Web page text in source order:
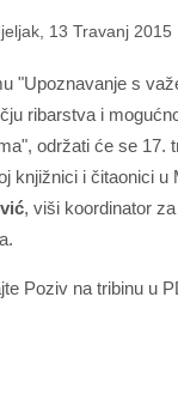
13 Travanj 2015
"Upoznavanje s
ribarstva i
održati će se 17.
knjižnici i čitaonici u
, viši koordinator
Poziv na tribinu u